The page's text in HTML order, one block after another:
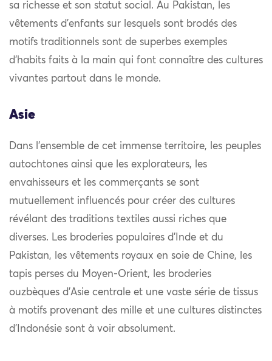
sa richesse et son statut social. Au Pakistan, les
vêtements d’enfants sur lesquels sont brodés des
motifs traditionnels sont de superbes exemples
d’habits faits à la main qui font connaître des cultures
vivantes partout dans le monde.
Asie
Dans l’ensemble de cet immense territoire, les peuples
autochtones ainsi que les explorateurs, les
envahisseurs et les commerçants se sont
mutuellement influencés pour créer des cultures
révélant des traditions textiles aussi riches que
diverses. Les broderies populaires d’Inde et du
Pakistan, les vêtements royaux en soie de Chine, les
tapis perses du Moyen-Orient, les broderies
ouzbèques d’Asie centrale et une vaste série de tissus
à motifs provenant des mille et une cultures distinctes
d’Indonésie sont à voir absolument.